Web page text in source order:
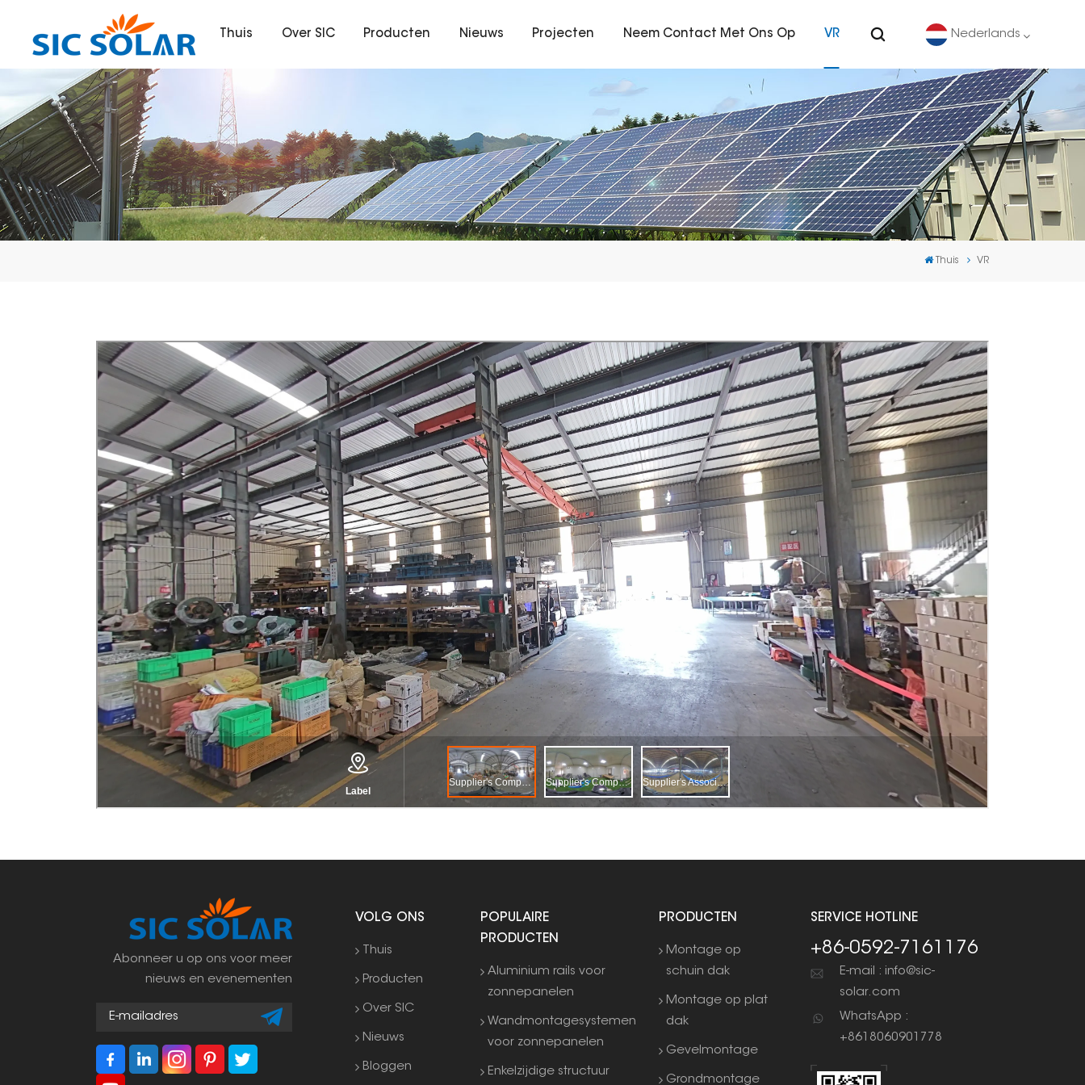
Thuis Over SIC Producten Nieuws Projecten Neem Contact Met Ons Op VR Nederlands
English
Deutsch
español
português
日本語
한국의
Melayu
Tiếng việt
Thuis VR
Abonneer u op ons voor meer
nieuws en evenementen
VOLG ONS
Thuis
Producten
Over SIC
Nieuws
Bloggen
POPULAIRE
PRODUCTEN
Aluminium rails voor
zonnepanelen
Wandmontagesystemen
voor zonnepanelen
Enkelzijdige structuur
PRODUCTEN
Montage op
schuin dak
Montage op plat
dak
Gevelmontage
Grondmontage
SERVICE HOTLINE
+86-0592-7161176
E-mail : info@sic-
solar.com
WhatsApp :
+8618060901778